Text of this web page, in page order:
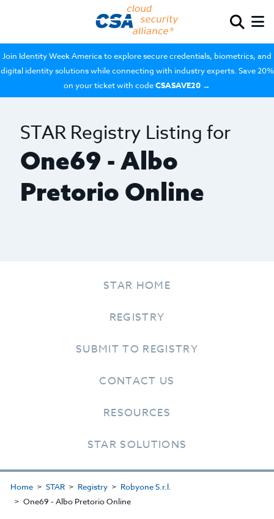
Join Identity Week America to explore secure credentials, biometrics, and
digital identity solutions while connecting with industry experts. Save 20%
on your ticket with codeCSASAVE20 →
STAR Registry Listing for
One69 - Albo
Pretorio Online
STAR HOME
REGISTRY
SUBMIT TO REGISTRY
CONTACT US
RESOURCES
STAR SOLUTIONS
Home STAR Registry
Robyone S.r.l.
One69 - Albo Pretorio Online